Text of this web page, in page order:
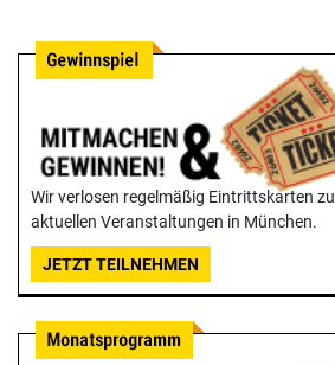
Wir verlosen regelmäßig Eintrittskarten zu
aktuellen Veranstaltungen in München.
JETZT TEILNEHMEN